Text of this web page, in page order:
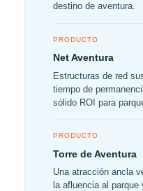
destino de aventura.
PRODUCTO
Net Aventura
Estructuras de red
tiempo de
sólido ROI para
PRODUCTO
Torre de Aventura
Una atracción ancla
la afluencia al